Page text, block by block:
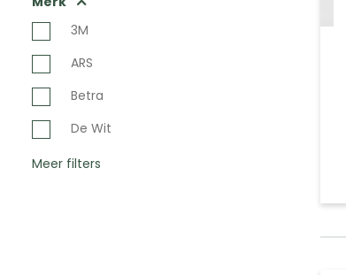
3M
ARS
Betra
De Wit
Meer filters